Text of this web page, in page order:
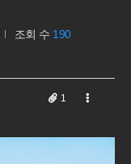
조회 수 190
1